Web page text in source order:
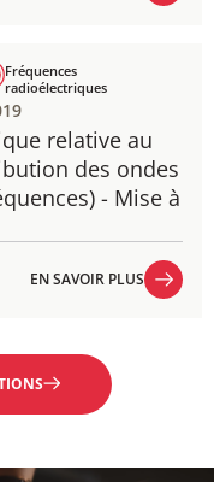
relative au
des ondes
- Mise à
Fréquences
radioélectriques
EN SAVOIR PLUS